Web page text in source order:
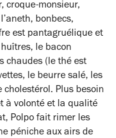
croque-monsieur,
bonbecs,
est pantagruélique et
le bacon
chaudes (le thé est
le beurre salé, les
Plus besoin
à volonté et la qualité
Polpo fait rimer les
péniche aux airs de